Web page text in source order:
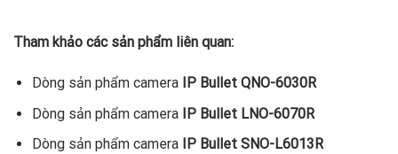
Tham khảo các sản phẩm liên quan:
Dòng sản phẩm camera IP Bullet QNO-6030R
Dòng sản phẩm camera IP Bullet LNO-6070R
Dòng sản phẩm camera
IP Bullet SNO-L6013R